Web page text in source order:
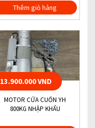
Thêm giỏ hàng
13.900.000 VND
MOTOR CỬA CUỐN YH
800KG NHẬP KHẨU